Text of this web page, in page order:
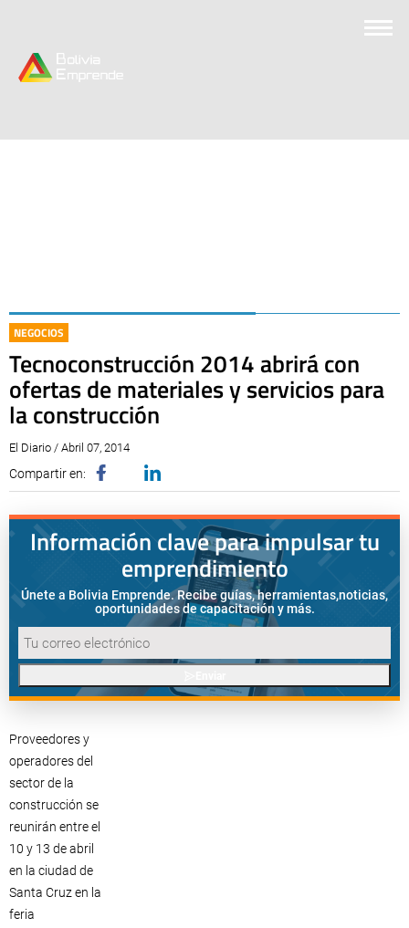
NEGOCIOS
Tecnoconstrucción 2014 abrirá con
ofertas de materiales y servicios para
la construcción
El Diario / Abril 07, 2014
Compartir en:
Información clave para impulsar tu
emprendimiento
Únete a Bolivia Emprende. Recibe guías, herramientas,noticias,
oportunidades de capacitación y más.
Proveedores y
operadores del
sector de la
construcción se
reunirán entre el
10 y 13 de abril
en la ciudad de
Santa Cruz en la
feria